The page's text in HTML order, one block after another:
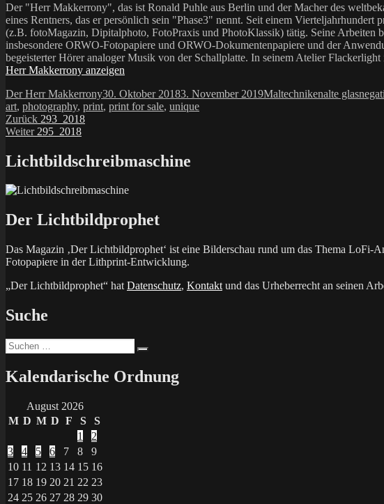
Der "Herr Makkerrony", das ist Ronald Puhle aus Berlin und der Macher des
eines Rentners, das er persönlich sein "Phase3" nennt. Seit einem
(z.B. fotoMagazin, Dipitalphoto, FotoPraxis und PhotoKlassik) tätig. Seine Arbeiten
insbesondere ORWO-Fotopapiere und ORWO-Dokumentenpapiere und der
begeisterter Hörer analoger Musik von der Schallplatte. In seinem Atelier
Herr Makkerrony anzeigen
Autor
Der Herr MakkerronyVeröffentlicht
am
30. Oktober 20183. November 2019Kategorien
MaltechnikenSchlagwörter
alte
art, photography, print, print for sale, unique
Beitragsnavigation
Zurück Vorheriger
Beitrag:
293_2018
Weiter Nächster
295_2018
Lichtbildschreibmaschine
Der Lichtbildprophet
Das Magazin ‚Der Lichtbildprophet‘ ist eine Bilderschau rund um das Thema
Fotopapiere in der Lithprint-Entwicklung.
„Der Lichtbildprophet“ hat Datenschutz, Kontakt und das Urheberrecht an seinen
Suche
Suchen
nach:
Kalendarische Ordnung
August 2026
M D M D F S
S
1
2
3
4 5 6 7 8
9
10 11 12 13 14 15 16
17 18 19 20 21 22 23
24 25 26 27 28 29 30